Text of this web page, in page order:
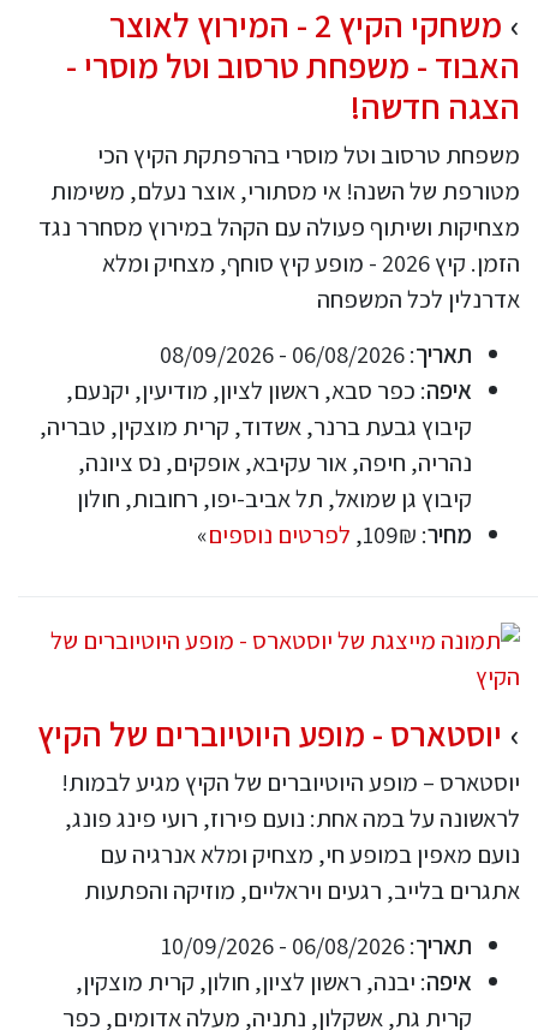
משחקי הקיץ 2 - המירוץ לאוצר
האבוד - משפחת טרסוב וטל מוסרי -
הצגה חדשה!
משפחת טרסוב וטל מוסרי בהרפתקת הקיץ הכי
מטורפת של השנה! אי מסתורי, אוצר נעלם, משימות
מצחיקות ושיתוף פעולה עם הקהל במירוץ מסחרר נגד
הזמן. קיץ 2026 - מופע קיץ סוחף, מצחיק ומלא
אדרנלין לכל המשפחה
תאריך: 06/08/2026 - 08/09/2026
איפה: כפר סבא, ראשון לציון, מודיעין, יקנעם,
קיבוץ גבעת ברנר, אשדוד, קרית מוצקין, טבריה,
נהריה, חיפה, אור עקיבא, אופקים, נס ציונה,
קיבוץ גן שמואל, תל אביב-יפו, רחובות, חולון
מחיר: 109₪, לפרטים נוספים»
יוסטארס - מופע היוטיוברים של הקיץ
יוסטארס – מופע היוטיוברים של הקיץ מגיע לבמות!
לראשונה על במה אחת: נועם פירוז, רועי פינג פונג,
נועם מאפין במופע חי, מצחיק ומלא אנרגיה עם
אתגרים בלייב, רגעים ויראליים, מוזיקה והפתעות
תאריך: 06/08/2026 - 10/09/2026
איפה: יבנה, ראשון לציון, חולון, קרית מוצקין,
קרית גת, אשקלון, נתניה, מעלה אדומים, כפר